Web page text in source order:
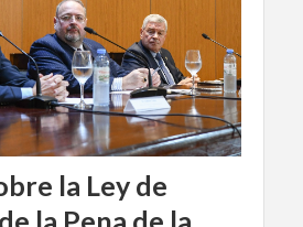
la Ley de
la Pena de la